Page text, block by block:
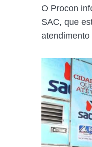
O Procon
SAC, que